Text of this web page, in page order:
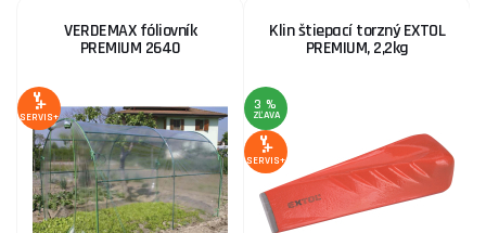
VERDEMAX fóliovník
PREMIUM 2640
SERVIS+
Klin štiepací torzný EXTOL
PREMIUM, 2,2kg
3 %
ZĽAVA
SERVIS+